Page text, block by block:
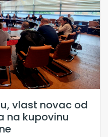
vlast novac od
na kupovinu